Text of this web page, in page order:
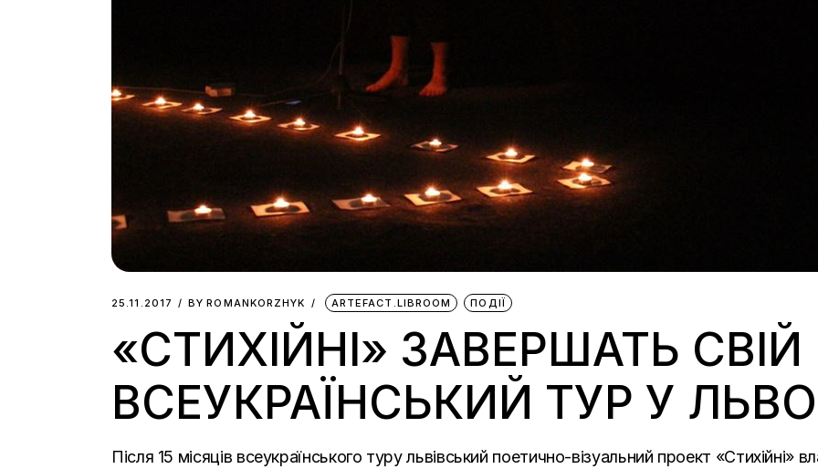
25.11.2017 BY ROMANKORZHYK ARTEFACT.LIBROOM ПОДІЇ
«СТИХІЙНІ» ЗАВЕРШАТЬ
ВСЕУКРАЇНСЬКИЙ ТУР У
Після 15 місяців всеукраїнського туру львівський поетично-візуальний проект «Стихійні»